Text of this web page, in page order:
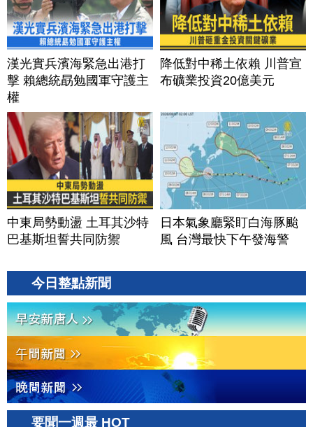
漢光實兵濱海緊急出港打
擊 賴總統勗勉國軍守護主
權
降低對中稀土依賴 川普宣
布礦業投資20億美元
中東局勢動盪 土耳其沙特
巴基斯坦誓共同防禦
日本氣象廳緊盯白海豚颱
風 台灣最快下午發海警
今日整點新聞
要聞一週最 HOT